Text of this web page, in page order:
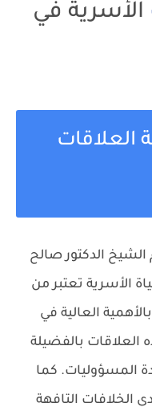
الأسرية في
العلاقات
الدكتور صالح
الأسرية تعتبر من
العالية في
العلاقات بالفضيلة
المسؤوليات. كما
الخلافات التافهة